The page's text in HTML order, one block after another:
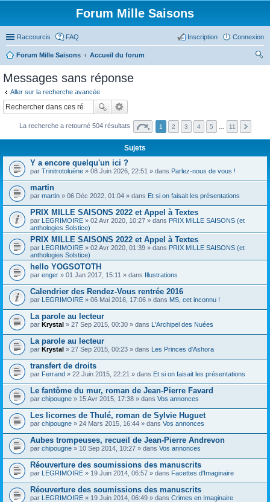
Forum Mille Saisons
Raccourcis FAQ Connexion
Inscription
Forum Mille Saisons
Accueil du forum
Messages sans réponse
Aller sur la recherche avancée
La recherche a retourné 504 résultats 1 2 3 4 5 11
Sujets
Y a encore quelqu'un ici ?
par Trinitrotoluène » 08 Juin 2026, 22:51 » dans Parlez-nous de vous !
martin
par martin » 06 Déc 2022, 01:04 » dans Et si on faisait les présentations
PRIX MILLE SAISONS 2022 et Appel à Textes
par LEGRIMOIRE » 02 Avr 2020, 10:27 » dans PRIX MILLE SAISONS (et
anthologies Solstice)
PRIX MILLE SAISONS 2022 et Appel à Textes
par LEGRIMOIRE » 02 Avr 2020, 01:39 » dans PRIX MILLE SAISONS (et
anthologies Solstice)
hello YOGSOTOTH
par enger » 01 Jan 2017, 15:11 » dans Illustrations
Calendrier des Rendez-Vous rentrée 2016
par LEGRIMOIRE » 06 Mai 2016, 17:06 » dans MS, cet inconnu !
La parole au lecteur
par Krystal » 27 Sep 2015, 00:30 » dans L'Archipel des Nuées
La parole au lecteur
par Krystal » 27 Sep 2015, 00:23 » dans Les Princes d'Ashora
transfert de droits
par Ferrand » 22 Juin 2015, 22:21 » dans Et si on faisait les présentations
Le fantôme du mur, roman de Jean-Pierre Favard
par chipougne » 15 Avr 2015, 17:38 » dans Vos annonces
Les licornes de Thulé, roman de Sylvie Huguet
par chipougne » 24 Mars 2015, 16:44 » dans Vos annonces
Aubes trompeuses, recueil de Jean-Pierre Andrevon
par chipougne » 10 Sep 2014, 10:27 » dans Vos annonces
Réouverture des soumissions des manuscrits
par LEGRIMOIRE » 19 Juin 2014, 06:57 » dans Facettes d'Imaginaire
Réouverture des soumissions des manuscrits
par LEGRIMOIRE » 19 Juin 2014, 06:49 » dans Crimes en Imaginaire